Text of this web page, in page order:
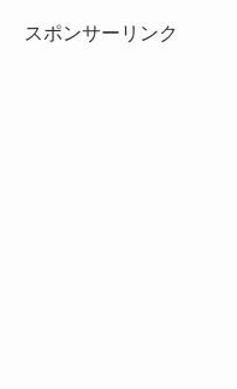
スポンサーリンク